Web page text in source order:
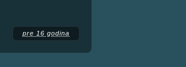
pre 16 godina